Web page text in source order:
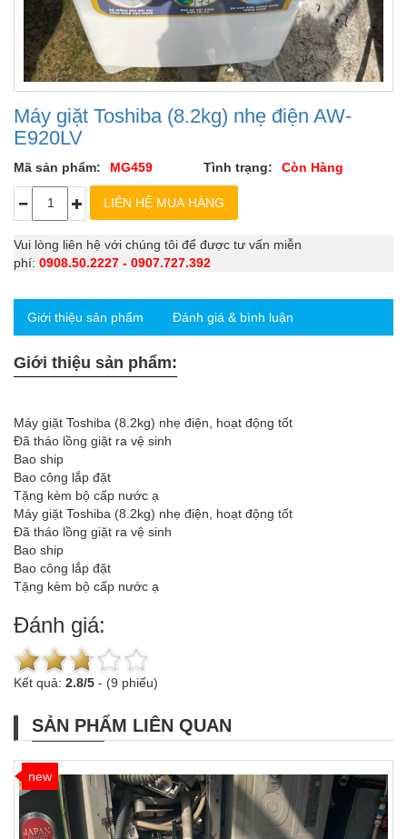
Máy giặt Toshiba (8.2kg) nhẹ điện AW-
E920LV
Mã sản phẩm: MG459 Tình trạng: Còn Hàng
Vui lòng liên hệ với chúng tôi để được tư vấn miễn
phí: 0908.50.2227 - 0907.727.392
Giới thiệu sản phẩm Đánh giá & bình luận
Giới thiệu sản phẩm:
Máy giặt Toshiba (8.2kg) nhẹ điện, hoạt động tốt
Đã tháo lồng giặt ra vệ sinh
Bao ship
Bao công lắp đặt
Tặng kèm bộ cấp nước ạ
Máy giặt Toshiba (8.2kg) nhẹ điện, hoạt động tốt
Đã tháo lồng giặt ra vệ sinh
Bao ship
Bao công lắp đặt
Tặng kèm bộ cấp nước ạ
Đánh giá:
Kết quả: 2.8/5 - (9 phiếu)
SẢN PHẨM LIÊN QUAN
new